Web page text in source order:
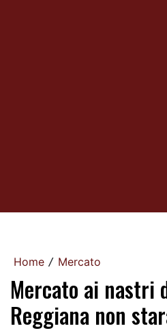
Home / Mercato
Mercato ai nastri
Reggiana non